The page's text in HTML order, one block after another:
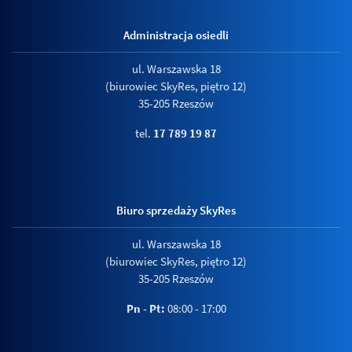
Administracja osiedli
ul. Warszawska 18
(biurowiec SkyRes, piętro 12)
35-205 Rzeszów
tel. 17 789 19 87
Biuro sprzedaży SkyRes
ul. Warszawska 18
(biurowiec SkyRes, piętro 12)
35-205 Rzeszów
Pn - Pt: 08:00 - 17:00